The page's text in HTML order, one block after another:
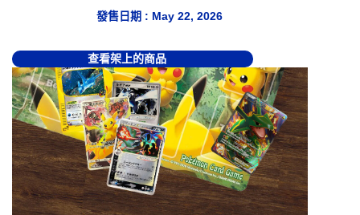
發售日期 : May 22, 2026
查看架上的商品